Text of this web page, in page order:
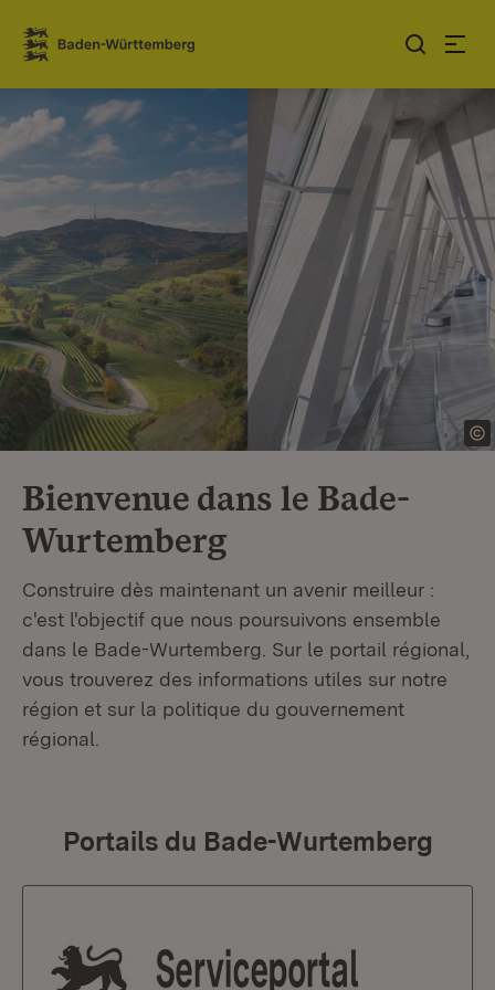
Sauter au contenu
Link zur Startseite
Bienvenue dans le Bade-
Wurtemberg
Construire dès maintenant un avenir meilleur :
c'est l'objectif que nous poursuivons ensemble
dans le Bade-Wurtemberg. Sur le portail régional,
vous trouverez des informations utiles sur notre
région et sur la politique du gouvernement
régional.
Portails du Bade-Wurtemberg